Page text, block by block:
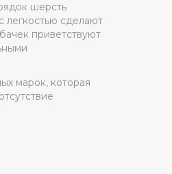
шерсть
легкостью сделают
приветствуют
марок, которая